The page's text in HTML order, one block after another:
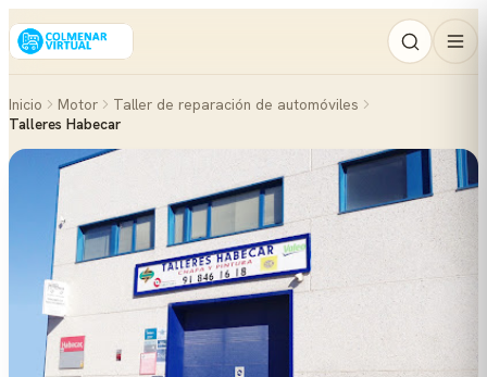
Inicio Motor
Taller de reparación de automóviles
Talleres Habecar